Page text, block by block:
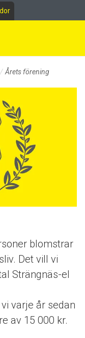
Årets förening
blomstrar
Det vill vi
Strängnäs-el
varje år sedan
av 15 000 kr.